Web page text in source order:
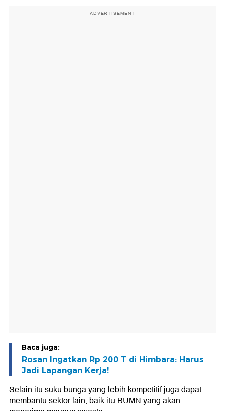
ADVERTISEMENT
Baca juga:
Rosan Ingatkan Rp 200 T di Himbara: Harus
Jadi Lapangan Kerja!
Selain itu suku bunga yang lebih kompetitif juga dapat
membantu sektor lain, baik itu BUMN yang akan